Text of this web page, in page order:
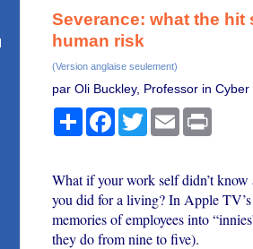
Severance: what the
human risk
(Version anglaise seulement)
par Oli Buckley, Professor in
PartagerFacebook
TwitterEmail Print
What if your work self didn’t
you did for a living? In Apple TV’s
memories of employees into
they do from nine to five).